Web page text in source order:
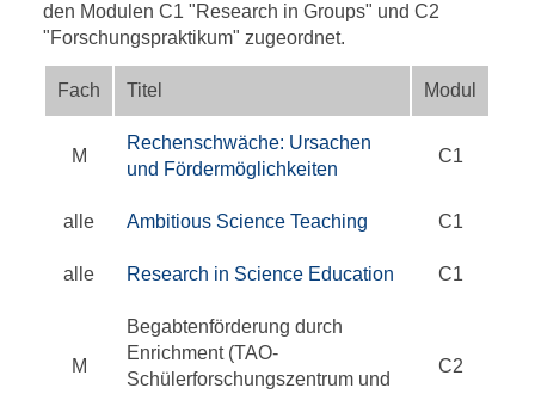
den Modulen C1 "Research in Groups" und C2
"Forschungspraktikum" zugeordnet.
Fach Titel Modul
M
Rechenschwäche: Ursachen
und Fördermöglichkeiten
C1
alle Ambitious Science Teaching C1
alle Research in Science Education C1
M
Begabtenförderung durch
Enrichment (TAO-
Schülerforschungszentrum und
C2